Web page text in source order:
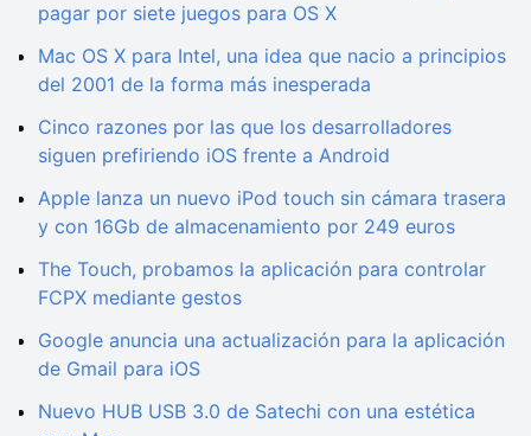
pagar por siete juegos para OS X
Mac OS X para Intel, una idea que nacio a principios
del 2001 de la forma más inesperada
Cinco razones por las que los desarrolladores
siguen prefiriendo iOS frente a Android
Apple lanza un nuevo iPod touch sin cámara trasera
y con 16Gb de almacenamiento por 249 euros
The Touch, probamos la aplicación para controlar
FCPX mediante gestos
Google anuncia una actualización para la aplicación
de Gmail para iOS
Nuevo HUB USB 3.0 de Satechi con una estética